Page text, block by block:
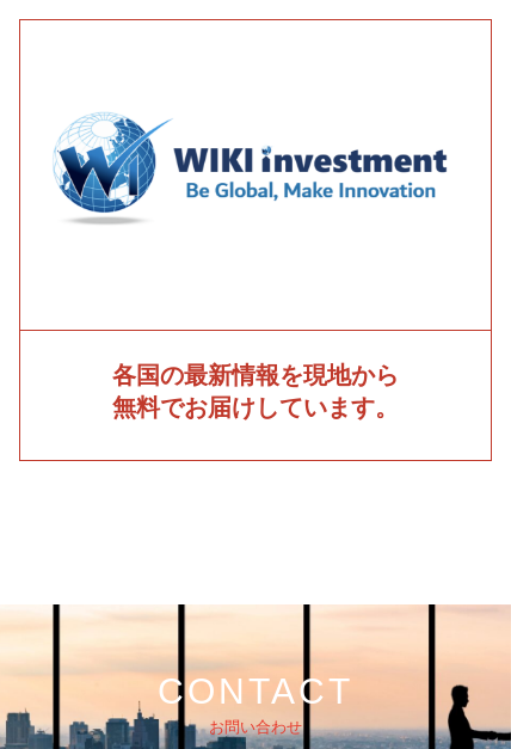
各国の最新情報を現地から
無料でお届けしています。
CONTACT
お問い合わせ